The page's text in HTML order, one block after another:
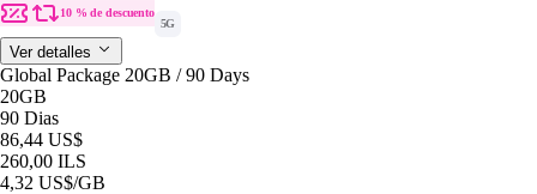
10 % de descuento
5G
Ver detalles
Global Package 20GB / 90 Days
20GB
90 Dias
86,44 US$
260,00 ILS
4,32 US$/GB